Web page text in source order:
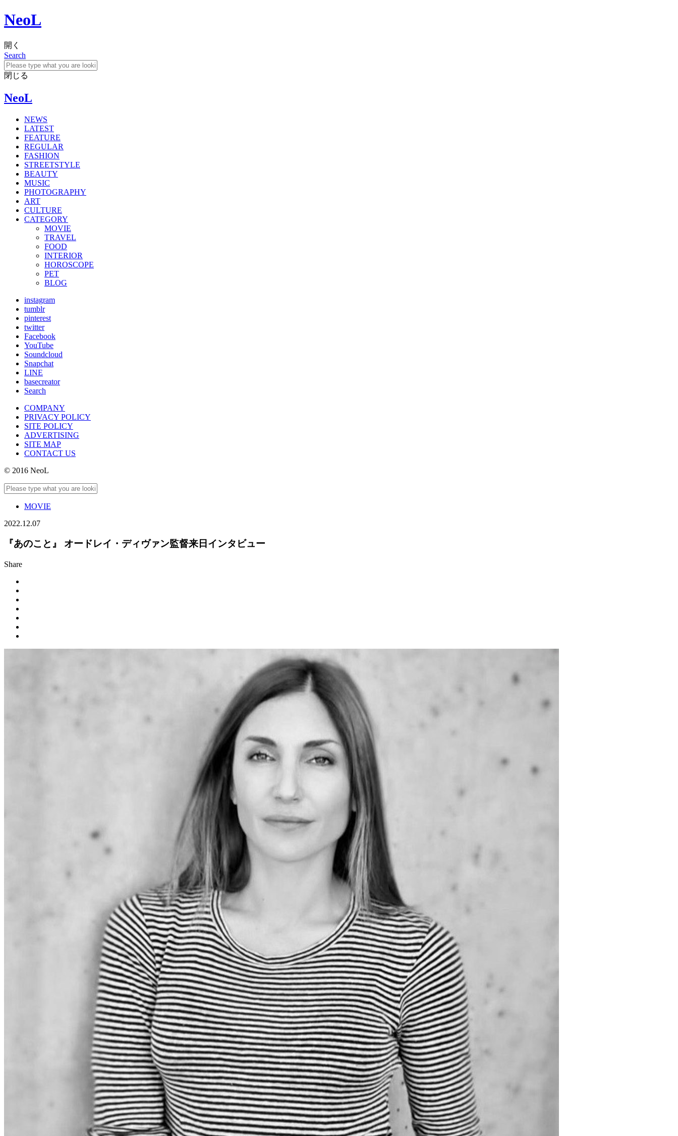
NeoL
開く
Search
閉じる
NeoL
NEWS
LATEST
FEATURE
REGULAR
FASHION
STREETSTYLE
BEAUTY
MUSIC
PHOTOGRAPHY
ART
CULTURE
CATEGORY
MOVIE
TRAVEL
FOOD
INTERIOR
HOROSCOPE
PET
BLOG
instagram
tumblr
pinterest
twitter
Facebook
YouTube
Soundcloud
Snapchat
LINE
basecreator
Search
COMPANY
PRIVACY POLICY
SITE POLICY
ADVERTISING
SITE MAP
CONTACT US
© 2016 NeoL
MOVIE
2022.12.07
『あのこと』 オードレイ・ディヴァン監督来日インタビュー
Share